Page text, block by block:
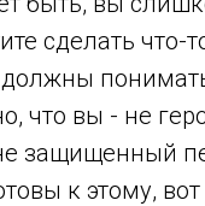
сделать что-
понимать
что вы - не
защищенный
к этому, вот